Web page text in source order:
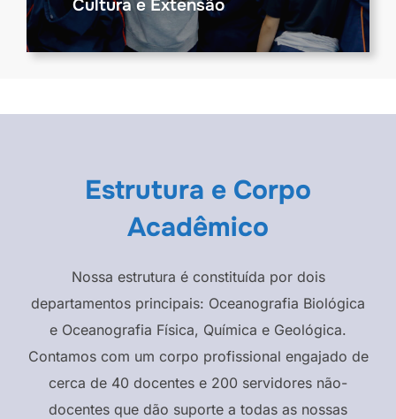
Cultura e Extensão
Estrutura e Corpo
Acadêmico
Nossa estrutura é constituída por dois
departamentos principais: Oceanografia Biológica
e Oceanografia Física, Química e Geológica.
Contamos com um corpo profissional engajado de
cerca de 40 docentes e 200 servidores não-
docentes que dão suporte a todas as nossas